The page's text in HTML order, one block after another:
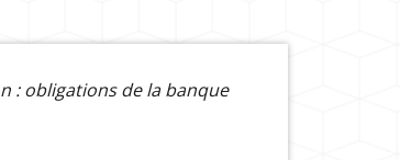
: obligations de la banque